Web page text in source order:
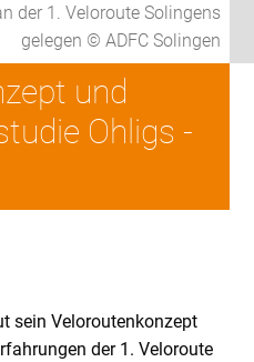
der 1. Veloroute Solingens
gelegen © ADFC Solingen
und
Ohligs -
sein Veloroutenkonzept
der 1. Veloroute